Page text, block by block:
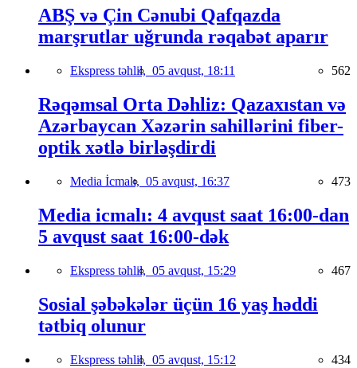
ABŞ və Çin Cənubi Qafqazda
marşrutlar uğrunda rəqabət aparır
Ekspress təhlil, 05 avqust, 18:11 562
Rəqəmsal Orta Dəhliz: Qazaxıstan və
Azərbaycan Xəzərin sahillərini fiber-
optik xətlə birləşdirdi
Media İcmalı, 05 avqust, 16:37 473
Media icmalı: 4 avqust saat 16:00-dan
5 avqust saat 16:00-dək
Ekspress təhlil, 05 avqust, 15:29 467
Sosial şəbəkələr üçün 16 yaş həddi
tətbiq olunur
Ekspress təhlil, 05 avqust, 15:12 434